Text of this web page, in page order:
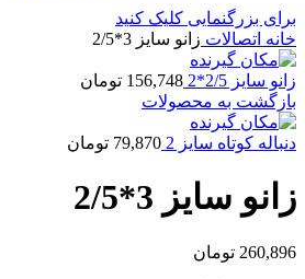
برای بزرگنمایی کلیک کنید
خانه اتصالات زانو سایز 3*2/5
زانو سایز 2/5*2 156,748 تومان
بازگشت به محصولات
دنباله کوتاه سایز 2 79,870 تومان
زانو سایز 3*2/5
260,896 تومان